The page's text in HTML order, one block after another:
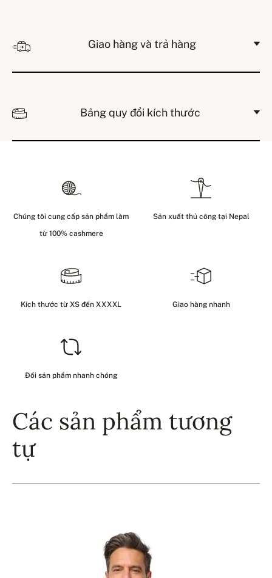
Giao hàng và trả hàng
Bảng quy đổi kích thước
Chúng tôi cung cấp sản phẩm làm
từ 100% cashmere
Sản xuất thủ công tại Nepal
Kích thước từ XS đến XXXXL Giao hàng nhanh
Đổi sản phẩm nhanh chóng
Các sản phẩm tương
tự